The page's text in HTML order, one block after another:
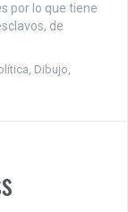
por lo que tiene
de
, Dibujo,